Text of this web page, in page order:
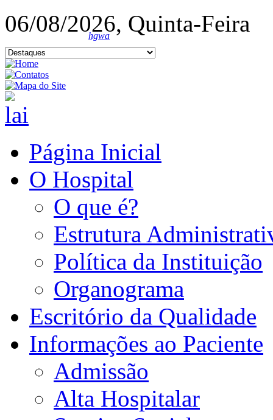
06/08/2026, Quinta-Feira
hgwa
Página Inicial
O Hospital
O que é?
Estrutura
Política da Instituição
Organograma
Escritório da Qualidade
Informações ao Paciente
Admissão
Alta Hospitalar